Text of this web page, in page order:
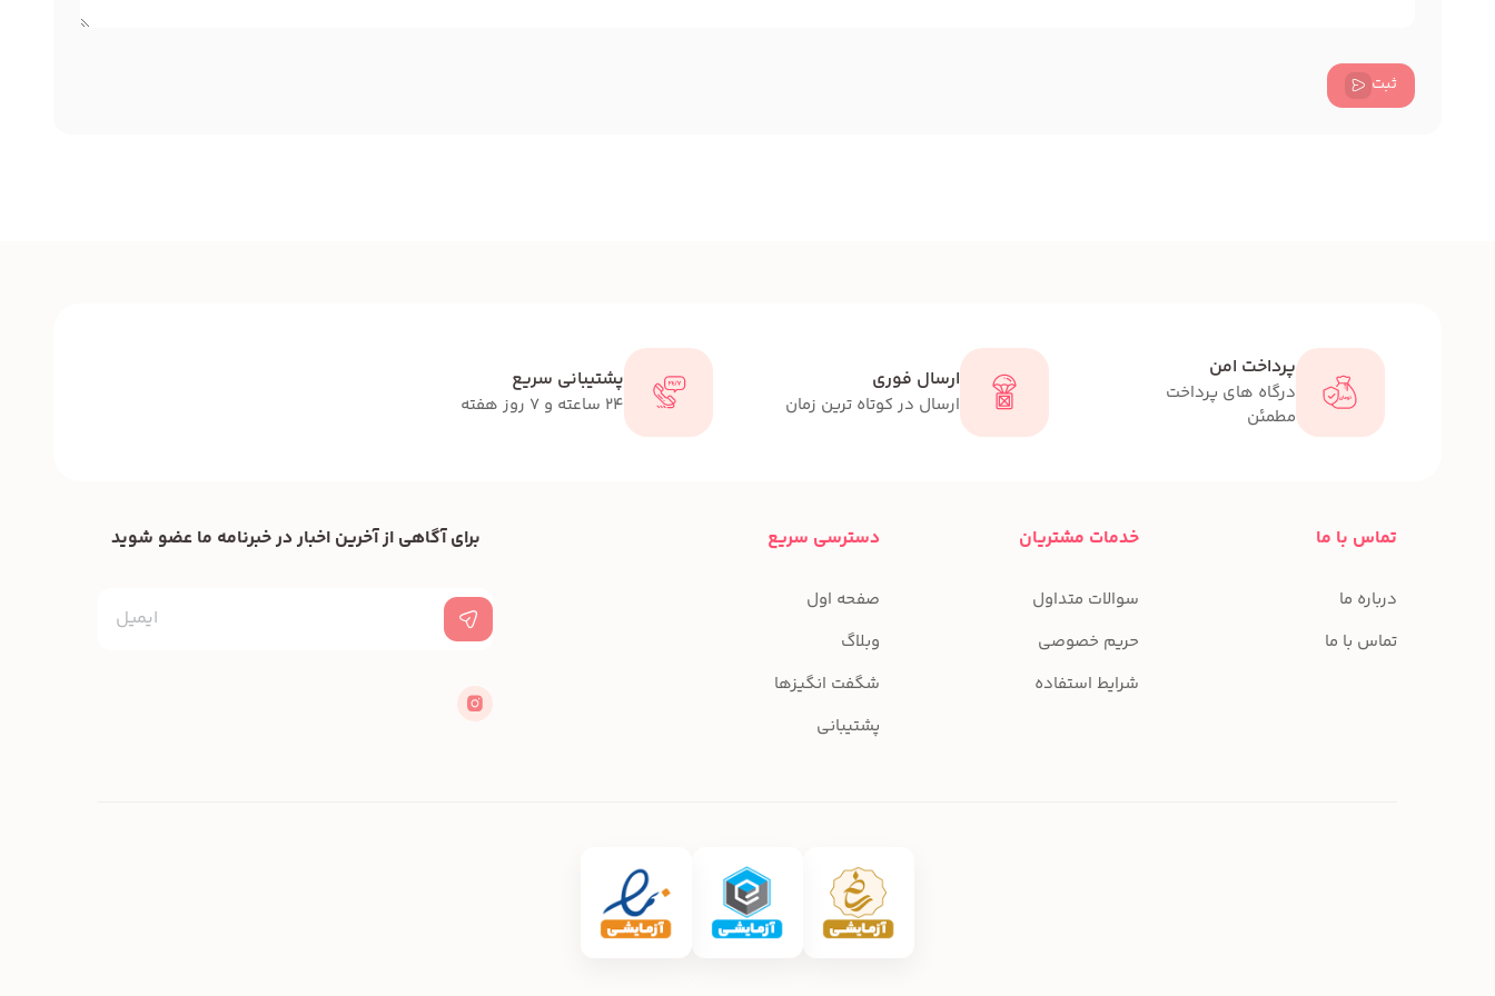
ثبت
پرداخت امن
درگاه های پرداخت
مطمئن
ارسال فوری
ارسال در کوتاه ترین زمان
پشتیبانی سریع
24 ساعته و 7 روز هفته
تماس با ما
درباره ما
تماس با ما
خدمات مشتریان
سوالات متداول
حریم خصوصی
شرایط استفاده
دسترسی سریع
صفحه اول
وبلاگ
شگفت انگیزها
پشتیبانی
برای آگاهی از آخرین اخبار در خبرنامه ما عضو شوید